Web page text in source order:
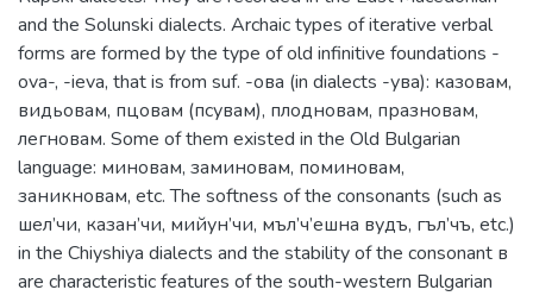
and the Solunski dialects. Archaic types of iterative verbal
forms are formed by the type of old infinitive foundations -
ova-, -ieva, that is from suf. -ова (in dialects -ува): казовам,
видьовам, пцовам (псувам), плодновам, празновам,
легновам. Some of them existed in the Old Bulgarian
language: миновам, заминовам, поминовам,
заникновам, etc. The softness of the consonants (such as
шел’чи, казан’чи, мийун’чи, мъл’ч’ешна вудъ, гъл’чъ, etc.)
in the Chiyshiya dialects and the stability of the consonant в
are characteristic features of the south-western Bulgarian